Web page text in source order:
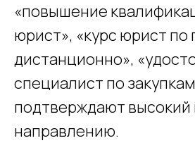
«повышение
юрист», «курс юрист по
дистанционно»,
специалист по
подтверждают высокий
направлению.